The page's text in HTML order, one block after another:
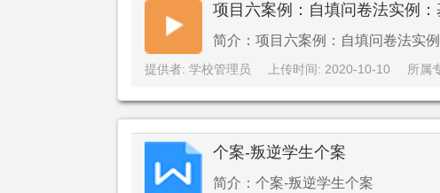
项目六案例：自填问卷法实例
简介：项目六案例：自填问卷法实
提供者: 学校管理员 上传时间: 2020-10-10 所属
个案-叛逆学生个案
简介：个案-叛逆学生个案